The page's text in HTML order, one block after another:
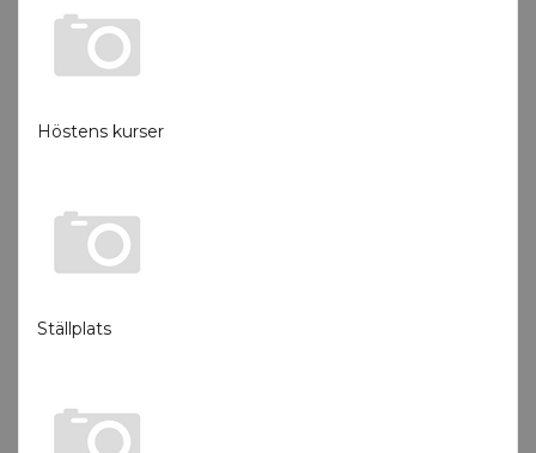
Höstens kurser
Ställplats